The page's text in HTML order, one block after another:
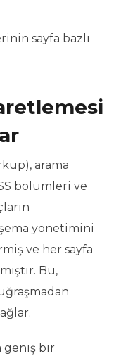
sayfa bazlı
arama
bölümleri ve
yönetimini
ve her sayfa
Bu,
geniş bir